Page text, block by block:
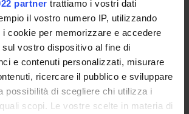
partner trattiamo i vostri dati
il vostro numero IP, utilizzando
i cookie per memorizzare e accedere
vostro dispositivo al fine di
e contenuti personalizzati, misurare
ricercare il pubblico e sviluppare
possibilità di scegliere chi utilizza i
scopi. Le vostre scelte in materia di